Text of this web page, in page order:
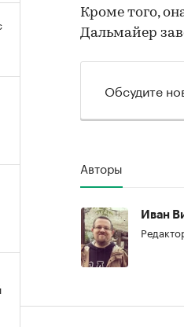
Кроме того,
Дальмайер
Обсудите
Авторы
Иван